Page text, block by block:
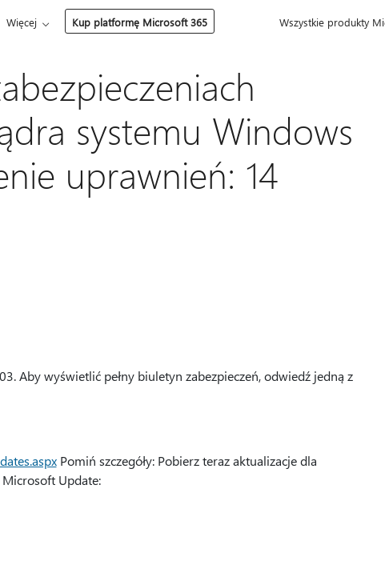
Więcej Kup platformę Microsoft 365 Wszystkie produkty
systemu Windows
uprawnień: 14
Aby wyświetlić pełny biuletyn zabezpieczeń, odwiedź jedną z
Pomiń szczegóły: Pobierz teraz aktualizacje dla
Update: